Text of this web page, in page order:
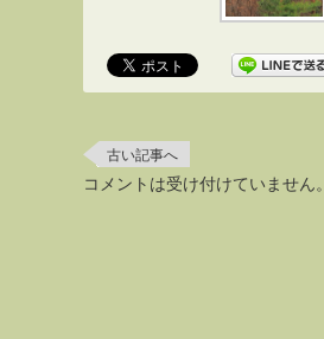
古い記事へ
コメントは受け付けていません。